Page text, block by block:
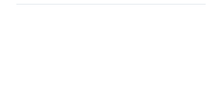
Ярославля